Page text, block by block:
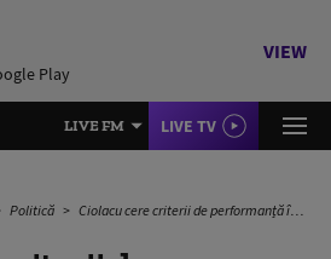
Play
VIEW
LIVE FM LIVE TV
Politică Ciolacu cere criterii de performanță în educație după dezastrul de la PISA: Salariile vor crește în funcție de acestea